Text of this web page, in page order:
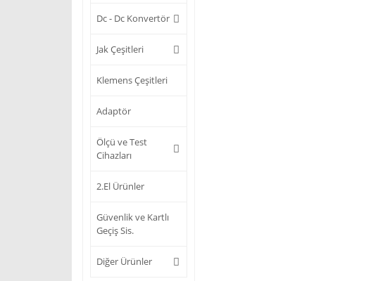
Dc - Dc Konvertör
Jak Çeşitleri
Klemens Çeşitleri
Adaptör
Ölçü ve Test
Cihazları
2.El Ürünler
Güvenlik ve Kartlı
Geçiş Sis.
Diğer Ürünler